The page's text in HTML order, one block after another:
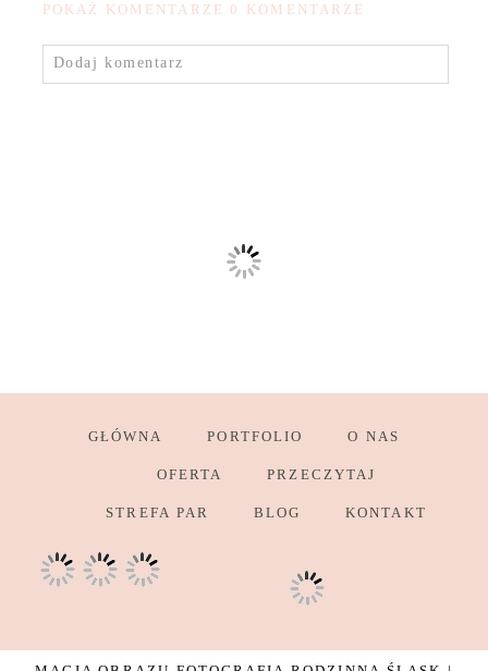
POKAŻ KOMENTARZE 0 KOMENTARZE
Dodaj komentarz
GŁÓWNA PORTFOLIO O NAS
OFERTA PRZECZYTAJ
STREFA PAR BLOG KONTAKT